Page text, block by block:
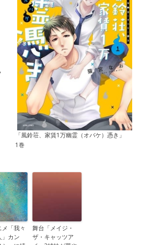
「風鈴荘、家賃1万幽霊（オバケ）憑き」
1巻
「我々
」カン
舞台「メイジ・
ザ・キャッツア